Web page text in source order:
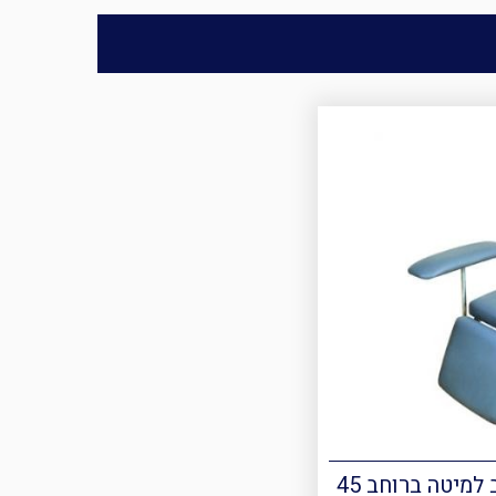
כסא ללקיחת דמים נשכב למיטה ברוחב 45